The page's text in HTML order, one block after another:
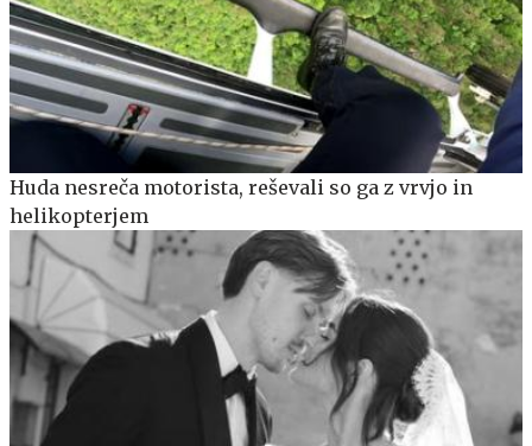
Huda nesreča motorista, reševali so ga z vrvjo in
helikopterjem